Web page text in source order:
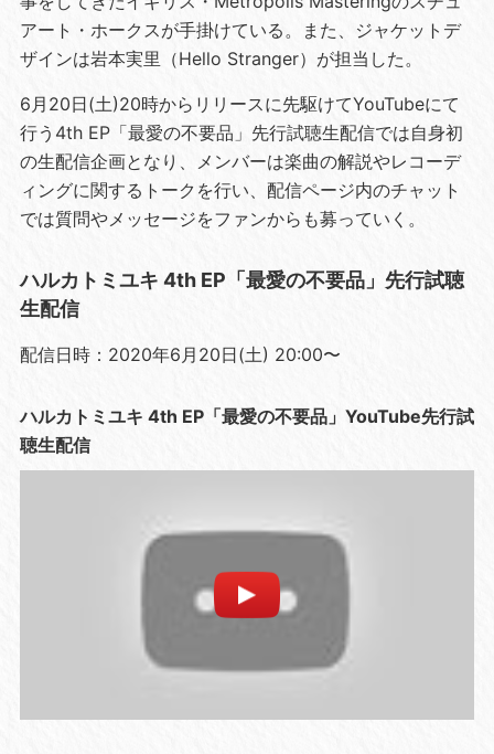
アート・ホークスが手掛けている。また、ジャケットデ
ザインは岩本実里（Hello Stranger）が担当した。
6月20日(土)20時からリリースに先駆けてYouTubeにて
行う4th EP「最愛の不要品」先行試聴生配信では自身初
の生配信企画となり、メンバーは楽曲の解説やレコーデ
ィングに関するトークを行い、配信ページ内のチャット
では質問やメッセージをファンからも募っていく。
ハルカトミユキ 4th EP「最愛の不要品」先行試聴
生配信
配信日時：2020年6月20日(土) 20:00〜
ハルカトミユキ 4th EP「最愛の不要品」YouTube先行試
聴生配信